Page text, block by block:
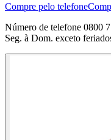
Compre pelo telefone
Número de telefone 0800
Seg. à Dom. exceto